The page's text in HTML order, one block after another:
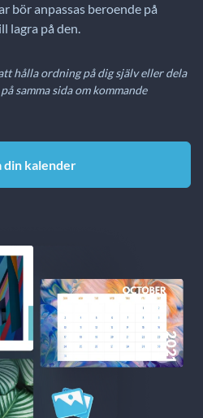
bör anpassas beroende på
lagra på den.
hålla ordning på dig själv eller dela
samma sida om kommande
din kalender